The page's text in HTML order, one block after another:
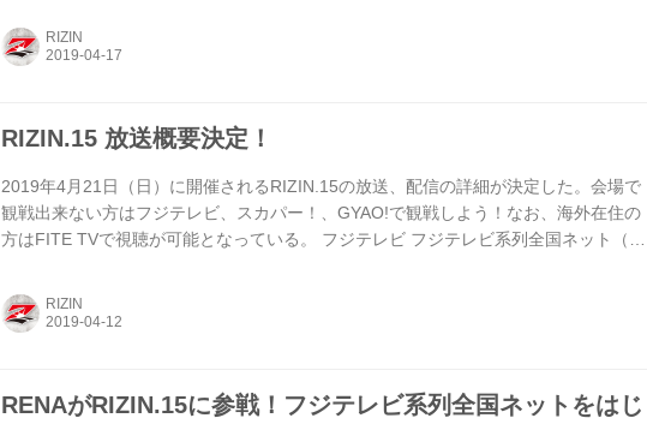
ール ≫ アクセス 主催 RIZIN FIGHTING FEDERATION 協力 関西テレビ放送、
FM802、FM COCOLO チケット情報 チケット料金 VIP席 ：100,000...
RIZIN
RIZIN.15 放送概要決定！
2019年4月21日（日）に開催されるRIZIN.15の放送、配信の詳細が決定した。会場で
観戦出来ない方はフジテレビ、スカパー！、GYAO!で観戦しよう！なお、海外在住の
方はFITE TVで視聴が可能となっている。 フジテレビ フジテレビ系列全国ネット（一
サイト スカパー！ 完全生中継でお届け！高画質＆大画面で見るならスカパー！ 放送
日時 2019年4月21日（日）15:00〜22:00 視聴料金 3,000円（税別） 販売期間 2019年
RIZIN
RENAがRIZIN.15に参戦！フジテレビ系列全国ネットをはじ